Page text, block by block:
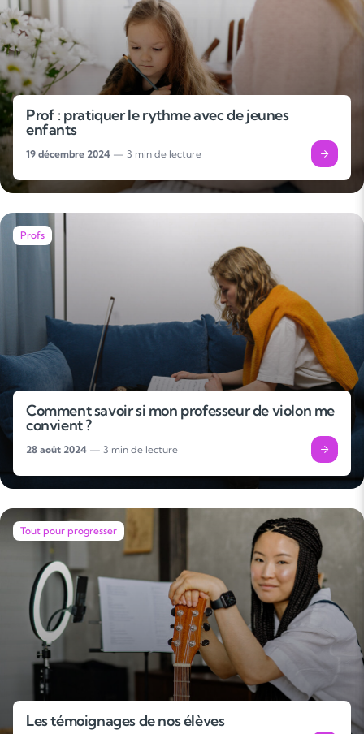
Prof : pratiquer le rythme avec de jeunes
enfants
19 décembre 2024 — 3 min de lecture
Profs
Comment savoir si mon professeur de violon me
convient ?
28 août 2024 — 3 min de lecture
Tout pour progresser
Les témoignages de nos élèves